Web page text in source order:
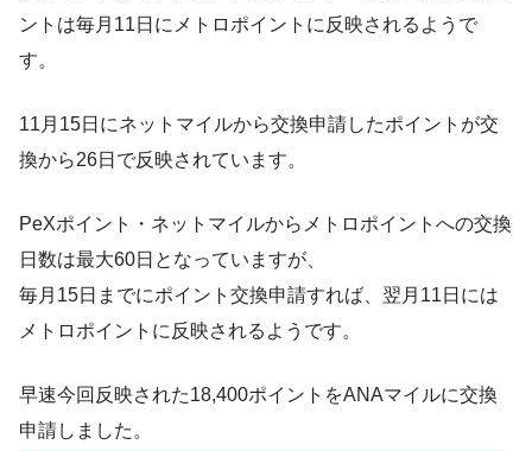
ントは毎月11日にメトロポイントに反映されるようで
す。
11月15日にネットマイルから交換申請したポイントが交
換から26日で反映されています。
PeXポイント・ネットマイルからメトロポイントへの交換
日数は最大60日となっていますが、
毎月15日までにポイント交換申請すれば、翌月11日には
メトロポイントに反映されるようです。
早速今回反映された18,400ポイントをANAマイルに交換
申請しました。